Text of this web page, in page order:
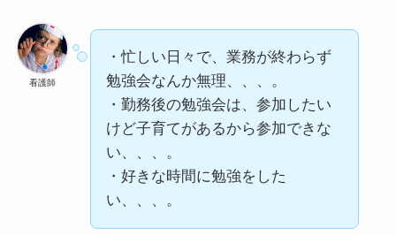
看護師
・忙しい日々で、業務が終わらず
勉強会なんか無理、、、。
・勤務後の勉強会は、参加したい
けど子育てがあるから参加できな
い、、、。
・好きな時間に勉強をした
い、、、。